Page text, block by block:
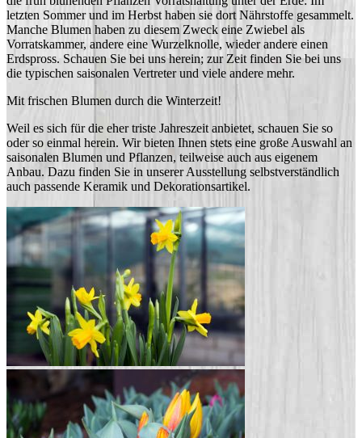
letzten Sommer und im Herbst haben sie dort Nährstoffe gesammelt.
Manche Blumen haben zu diesem Zweck eine Zwiebel als
Vorratskammer, andere eine Wurzelknolle, wieder andere einen
Erdspross. Schauen Sie bei uns herein; zur Zeit finden Sie bei uns
die typischen saisonalen Vertreter und viele andere mehr.
Mit frischen Blumen durch die Winterzeit!
Weil es sich für die eher triste Jahreszeit anbietet, schauen Sie so
oder so einmal herein. Wir bieten Ihnen stets eine große Auswahl an
saisonalen Blumen und Pflanzen, teilweise auch aus eigenem
Anbau. Dazu finden Sie in unserer Ausstellung selbstverständlich
auch passende Keramik und Dekorationsartikel.